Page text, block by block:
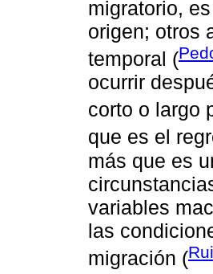
migratorio,
origen; otros
temporal (
ocurrir
corto o largo
que es el
más que es
variables
las
migración (